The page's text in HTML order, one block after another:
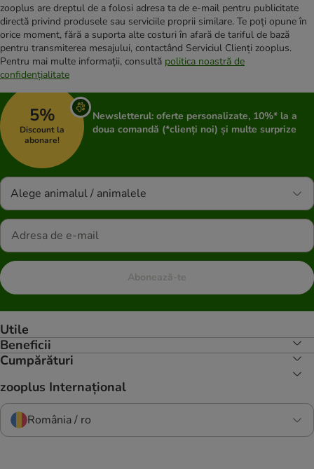
zooplus are dreptul de a folosi adresa ta de e-mail pentru publicitate
directă privind produsele sau serviciile proprii similare. Te poți opune în
orice moment, fără a suporta alte costuri în afară de tariful de bază
pentru transmiterea mesajului, contactând Serviciul Clienți zooplus.
Pentru mai multe informații, consultă politica noastră de
confidențialitate
5%
Discount la
abonare!
Newsletterul: oferte personalizate, 10%* la a
doua comandă (*clienți noi) și multe surprize
Alege animalul / animalele
Abonează-te
Utile
Beneficii
Cumpărături
zooplus Internațional
România / ro